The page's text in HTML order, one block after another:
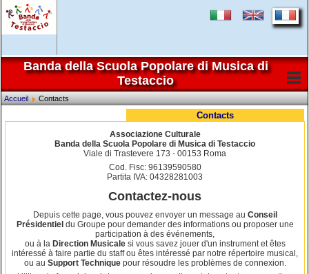
Banda della Scuola Popolare di Musica di
Testaccio
Accueil Contacts
Contacts
Associazione Culturale
Banda della Scuola Popolare di Musica di Testaccio
Viale di Trastevere 173 - 00153 Roma
Cod. Fisc: 96139590580
Partita IVA: 04328281003
Contactez-nous
Depuis cette page, vous pouvez envoyer un message au Conseil
Présidentieldu Groupe pour demander des informations ou proposer une
participation à des événements,
ou à la Direction Musicalesi vous savez jouer d'un instrument et êtes
intéressé à faire partie du staff ou êtes intéressé par notre répertoire musical,
ou au Support Techniquepour résoudre les problèmes de connexion.